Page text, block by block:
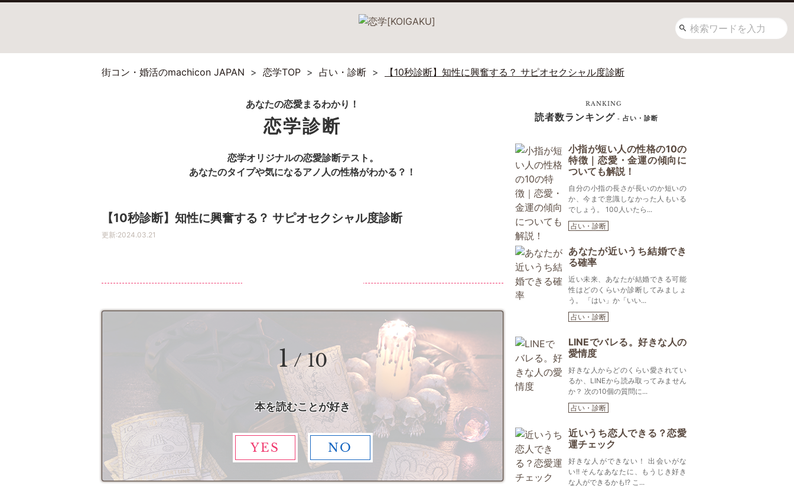
街コン・婚活のmachicon JAPAN 恋学TOP 占い・診断 【10秒診断】知性に興奮する？ サピオセクシャル度診断
恋学診断
恋学オリジナルの恋愛診断テスト。
あなたのタイプや気になるアノ人の性格がわかる？！
【10秒診断】知性に興奮する？ サピオセクシャル度診断
更新:2024.03.21
1/ 10
本を読むことが好き
YES NO
RANKING
読者数ランキング - 占い・診断
小指が短い人の性格の10の
特徴｜恋愛・金運の傾向に
ついても解説！
自分の小指の長さが長いのか短いの
か、今まで意識しなかった人もいる
でしょう。 100人いたら...
占い・診断
あなたが近いうち結婚でき
る確率
近い未来、あなたが結婚できる可能
性はどのくらいか診断してみましょ
う。 「はい」か「いい...
占い・診断
LINEでバレる。好きな人の
愛情度
好きな人からどのくらい愛されてい
るか、LINEから読み取ってみません
か？ 次の10個の質問に...
占い・診断
近いうち恋人できる？恋愛
運チェック
好きな人ができない！ 出会いがな
い!! そんなあなたに、もうじき好き
な人ができるかも!? こ...